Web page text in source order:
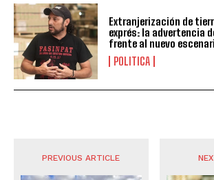
Extranjerización de
exprés: la advertencia
frente al nuevo
POLITICA
PREVIOUS ARTICLE